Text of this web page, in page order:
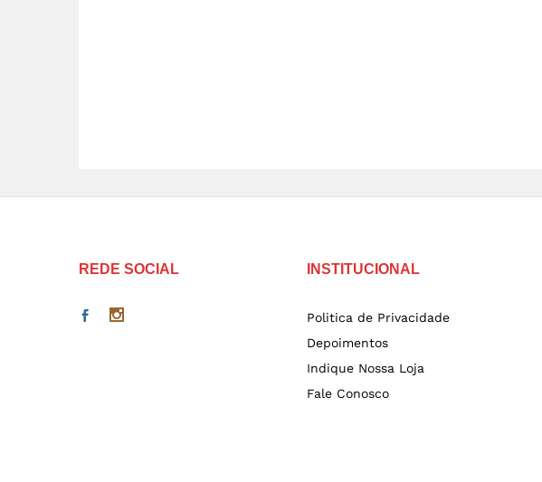
REDE SOCIAL INSTITUCIONAL
Politica de Privacidade
Depoimentos
Indique Nossa Loja
Fale Conosco